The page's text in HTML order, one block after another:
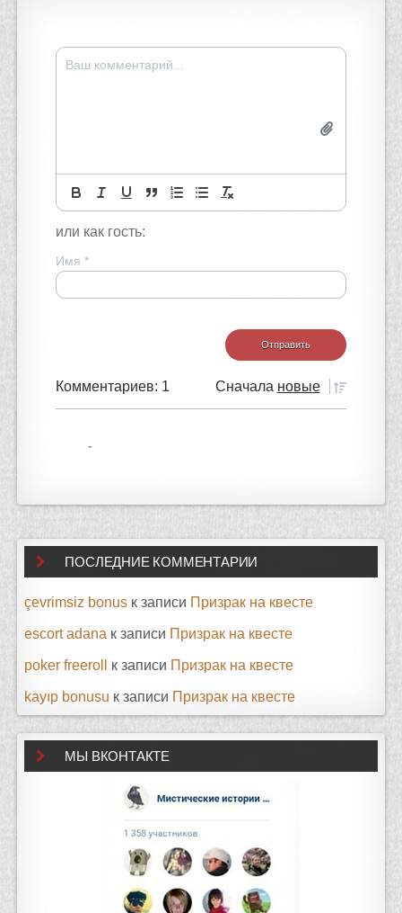
или как гость:
Имя *
Комментариев: 1 Сначала новые
ПОСЛЕДНИЕ КОММЕНТАРИИ
çevrimsiz bonus к записи Призрак на квесте
escort adana к записи Призрак на квесте
poker freeroll к записи Призрак на квесте
kayıp bonusu к записи Призрак на квесте
МЫ ВКОНТАКТЕ